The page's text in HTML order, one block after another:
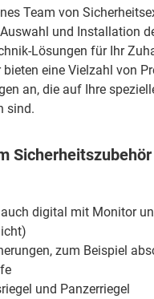
Team von
und Installation
Lösungen für Ihr
bieten eine Vielzahl von
an, die auf Ihre
sind.
digital mit Monitor
zum Beispiel
und Panzerriegel